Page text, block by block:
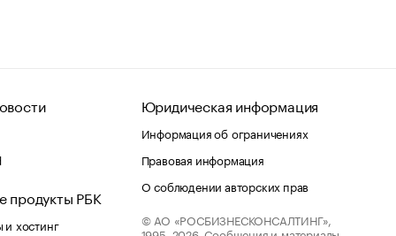
продукты РБК
хостинг
Юридическая информация
Информация об ограничениях
Правовая информация
О соблюдении авторских прав
© АО «РОСБИЗНЕСКОНСАЛТИНГ»,